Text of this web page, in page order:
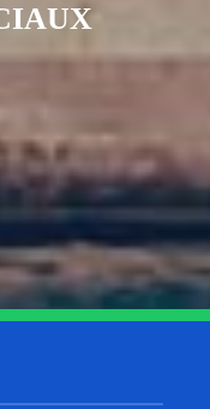
Xpage Tiktok
Youtube